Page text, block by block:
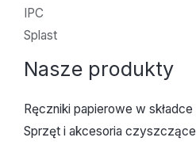
IPC
Splast
Nasze produkty
Ręczniki papierowe w składce
Sprzęt i akcesoria czyszczące